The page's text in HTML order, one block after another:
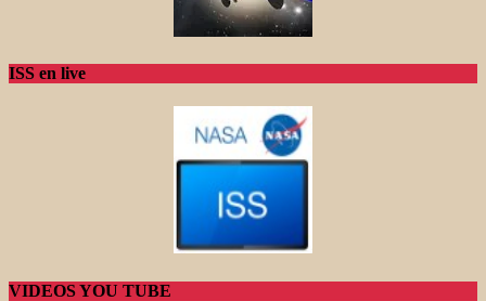
ISS en live
VIDEOS YOU TUBE